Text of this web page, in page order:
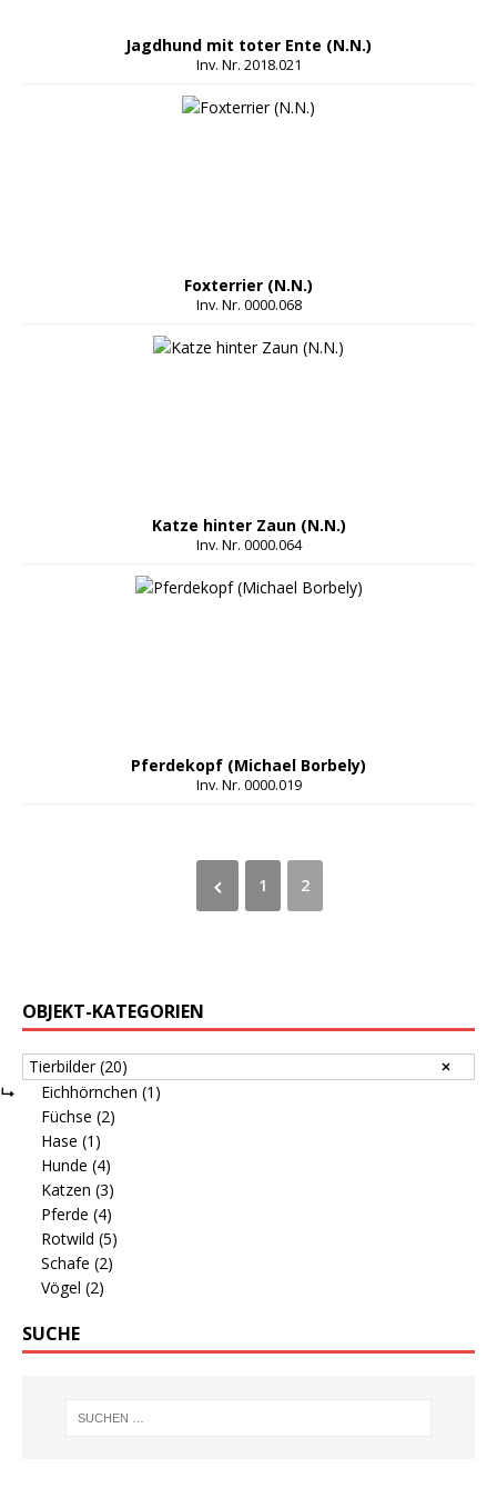
Jagdhund mit toter Ente (N.N.)
Inv. Nr. 2018.021
Foxterrier (N.N.)
Inv. Nr. 0000.068
Katze hinter Zaun (N.N.)
Inv. Nr. 0000.064
Pferdekopf (Michael Borbely)
Inv. Nr. 0000.019
1 2
OBJEKT-KATEGORIEN
Tierbilder(20)
Eichhörnchen (1)
Füchse (2)
Hase (1)
Hunde (4)
Katzen (3)
Pferde (4)
Rotwild (5)
Schafe (2)
Vögel (2)
SUCHE